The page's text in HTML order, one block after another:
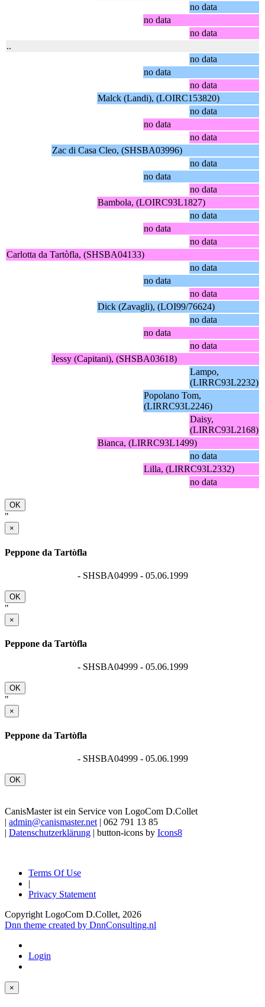
no data
no data
no data
..
no data
no data
no data
Malck (Landi), (LOIRC153820)
no data
no data
no data
Zac di Casa Cleo, (SHSBA03996)
no data
no data
no data
Bambola, (LOIRC93L1827)
no data
no data
no data
Carlotta da Tartòfla, (SHSBA04133)
no data
no data
no data
Dick (Zavagli), (LOI99/76624)
no data
no data
no data
Jessy (Capitani), (SHSBA03618)
Lampo,
(LIRRC93L2232)
Popolano Tom,
(LIRRC93L2246)
Daisy,
(LIRRC93L2168)
Bianca, (LIRRC93L1499)
no data
Lilla, (LIRRC93L2332)
no data
OK
"
×
Peppone da Tartòfla
- SHSBA04999 - 05.06.1999
OK
"
×
Peppone da Tartòfla
- SHSBA04999 - 05.06.1999
OK
"
×
Peppone da Tartòfla
- SHSBA04999 - 05.06.1999
OK
CanisMaster ist ein Service von LogoCom D.Collet
| admin@canismaster.net | 062 791 13 85
| Datenschutzerklärung | button-icons by Icons8
Terms Of Use
|
Privacy Statement
Copyright LogoCom D.Collet, 2026
Dnn theme created by DnnConsulting.nl
Login
×